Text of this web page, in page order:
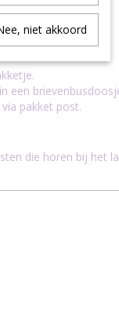
een
pakket post.
die horen bij het
niet akkoord